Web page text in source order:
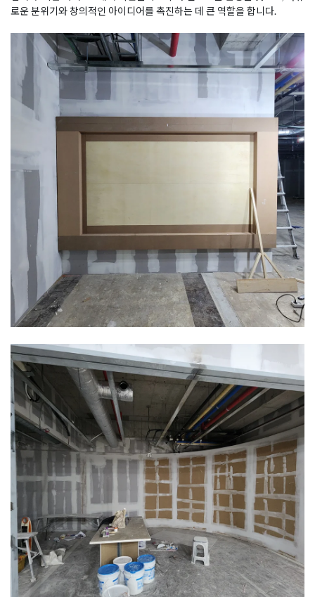
로운 분위기와 창의적인 아이디어를 촉진하는 데 큰 역할을 합니다.